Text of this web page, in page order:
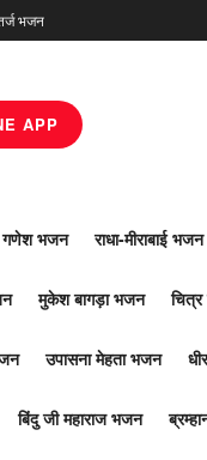
भजन
APP
गणेश भजन राधा-मीराबाई भजन
मुकेश बागड़ा भजन
उपासना मेहता भजन
बिंदु जी महाराज भजन